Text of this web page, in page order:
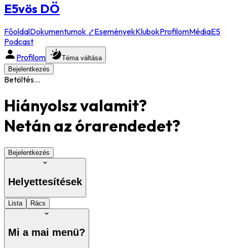
E5vös DÖ
FőoldalDokumentumok ⤤EseményekKlubokProfilomMédiaE5
Podcast
Profilom
Téma váltása
Bejelentkezés
Betöltés...
Hiányolsz valamit?
Netán az órarendedet?
Bejelentkezés
Helyettesítések
Lista Rács
Mi a mai menü?